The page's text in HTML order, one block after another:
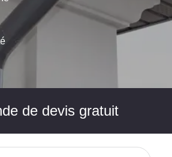
de devis gratuit